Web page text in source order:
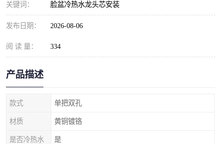
关键词： 脸盆冷热水龙头芯安装
发布日期： 2026-08-06
阅 读 量： 334
产品描述
款式 单把双孔
材质 黄铜镀铬
是否冷热水 是